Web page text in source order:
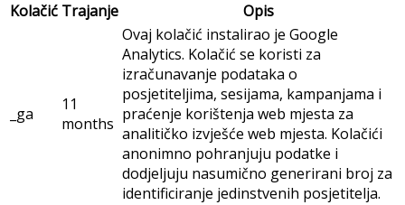
Kolačić Trajanje Opis
_ga
11
months
Ovaj kolačić instalirao je Google
Analytics. Kolačić se koristi za
izračunavanje podataka o
posjetiteljima, sesijama, kampanjama i
praćenje korištenja web mjesta za
analitičko izvješće web mjesta. Kolačići
anonimno pohranjuju podatke i
dodjeljuju nasumično generirani broj za
identificiranje jedinstvenih posjetitelja.